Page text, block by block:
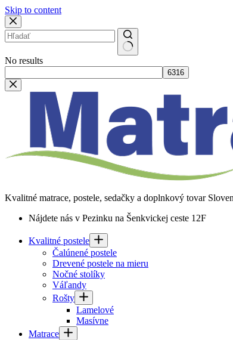
Skip to content
No results
Kvalitné matrace, postele, sedačky a doplnkový tovar
Nájdete nás v Pezinku na Šenkvickej ceste 12F
Kvalitné postele
Čalúnené postele
Drevené postele na mieru
Nočné stolíky
Váľandy
Rošty
Lamelové
Masívne
Matrace